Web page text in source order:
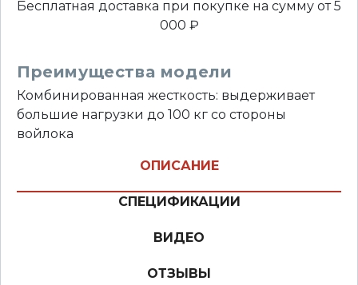
Бесплатная доставка при покупке на сумму от 5
000 ₽
Преимущества модели
Комбинированная жесткость: выдерживает
большие нагрузки до 100 кг со стороны
войлока
ОПИСАНИЕ
СПЕЦИФИКАЦИИ
ВИДЕО
ОТЗЫВЫ